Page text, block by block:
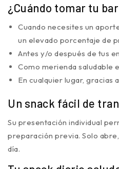
¿Cuándo tomar tu
Cuando necesites un
un elevado porcentaje de
Antes y/o después de tus
Como merienda saludable
En cualquier lugar, gracias
Un snack fácil de
Su presentación individual
preparación previa. Solo
día.